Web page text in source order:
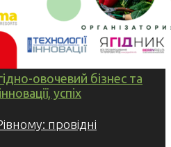
овочевий бізнес та
успіх
провідні